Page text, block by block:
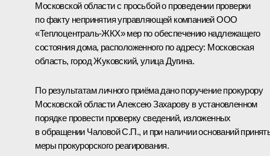
Московской области с просьбой о проведении проверки
по факту непринятия управляющей компанией ООО
«Теплоцентраль-ЖКХ» мер по обеспечению надлежащего
состояния дома, расположенного по адресу: Московская
область, город Жуковский, улица Дугина.
По результатам личного приёма дано поручение прокурору
Московской области Алексею Захарову в установленном
порядке провести проверку сведений, изложенных
в обращении Чаловой С.П., и при наличии оснований
меры прокурорского реагирования.